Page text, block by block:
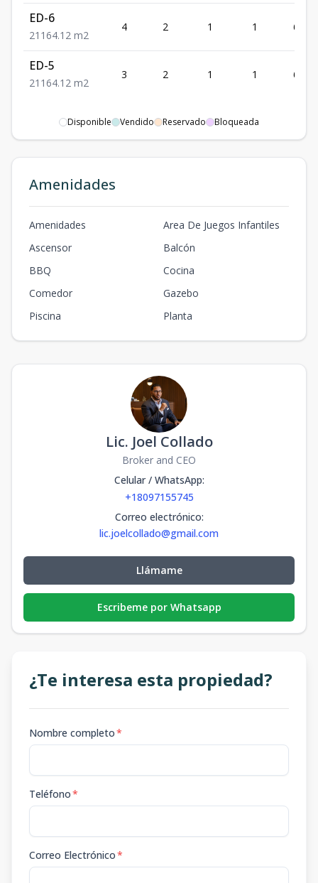
ED-6
21 1 64.12 m2
4 2 1 1 64.12
ED-5
21 1 64.12 m2
3 2 1 1 64.12
Disponible Vendido Reservado Bloqueada
Amenidades
Amenidades
Area De Juegos Infantiles
Ascensor
Balcón
BBQ
Cocina
Comedor
Gazebo
Piscina
Planta
Lic. Joel Collado
Broker and CEO
Celular / WhatsApp:
+18097155745
Correo electrónico:
lic.joelcollado@gmail.com
Llámame
Escribeme por Whatsapp
¿Te interesa esta propiedad?
Nombre completo*
Teléfono*
Correo Electrónico*